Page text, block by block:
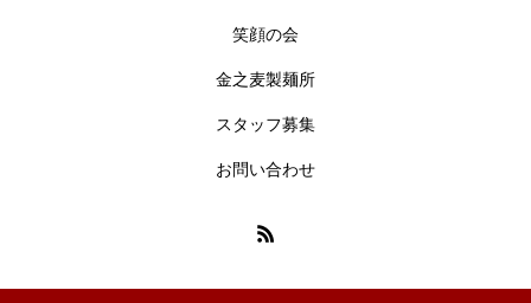
笑顔の会
金之麦製麺所
スタッフ募集
お問い合わせ